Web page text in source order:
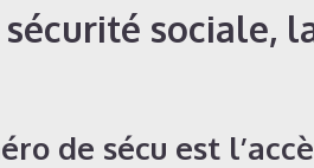
sociale,
de sécu est